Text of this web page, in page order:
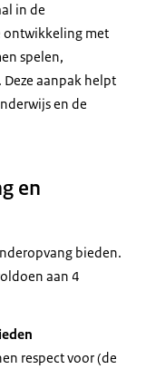
in de
ontwikkeling met
spelen,
aanpak helpt
en de
en
bieden.
aan 4
respect voor (de